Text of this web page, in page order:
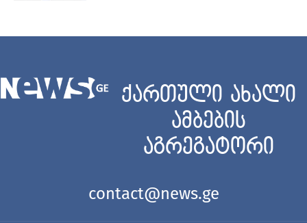
ქართული ახალი
ამბების
აგრეგატორი
contact@news.ge